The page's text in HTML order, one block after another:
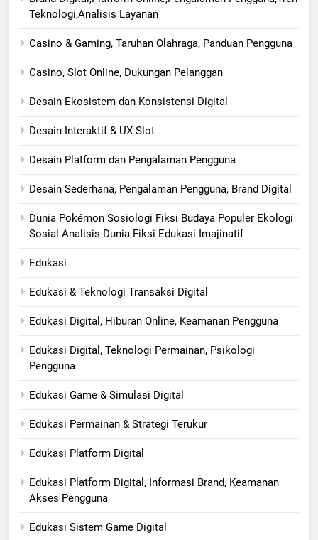
Teknologi,Analisis Layanan
Casino & Gaming, Taruhan Olahraga, Panduan Pengguna
Casino, Slot Online, Dukungan Pelanggan
Desain Ekosistem dan Konsistensi Digital
Desain Interaktif & UX Slot
Desain Platform dan Pengalaman Pengguna
Desain Sederhana, Pengalaman Pengguna, Brand Digital
Dunia Pokémon Sosiologi Fiksi Budaya Populer Ekologi
Sosial Analisis Dunia Fiksi Edukasi Imajinatif
Edukasi
Edukasi & Teknologi Transaksi Digital
Edukasi Digital, Hiburan Online, Keamanan Pengguna
Edukasi Digital, Teknologi Permainan, Psikologi
Pengguna
Edukasi Game & Simulasi Digital
Edukasi Permainan & Strategi Terukur
Edukasi Platform Digital
Edukasi Platform Digital, Informasi Brand, Keamanan
Akses Pengguna
Edukasi Sistem Game Digital